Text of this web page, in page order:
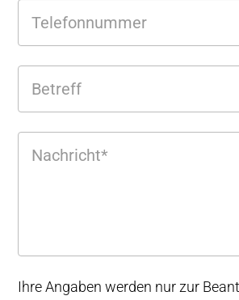
Ihre Angaben werden nur zur